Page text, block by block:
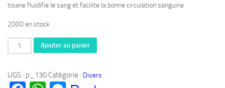
tisane fluidifie le sang et facilite la bonne circulation sanguine
2000 en stock
quantité
de
Bio
Ajouter au panier
UGS : p_130 Catégorie : Divers